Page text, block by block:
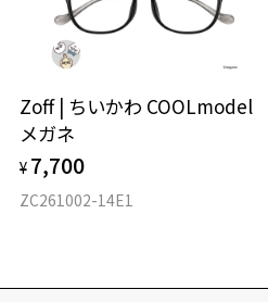
Zoff | ちいかわ COOLmodel
メガネ
¥ 7,700
ZC261002-14E1